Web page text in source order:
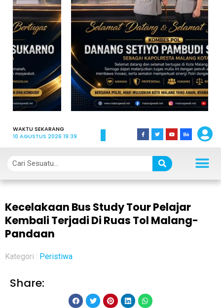
WAKTU SEKARANG
10 AGUSTUS 2026 19:39
Kecelakaan Bus Study Tour Pelajar
Kembali Terjadi Di Ruas Tol Malang-
Pandaan
Kategori : Peristiwa
Share: